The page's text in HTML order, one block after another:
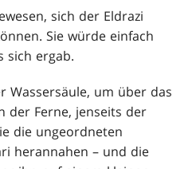
sich der Eldrazi
Sie würde einfach
sich ergab.
Wassersäule, um über das
der Ferne, jenseits der
die ungeordneten
herannahen – und die